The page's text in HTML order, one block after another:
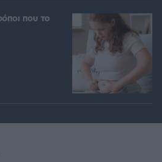
που το